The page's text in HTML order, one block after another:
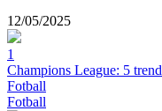
12/05/2025
1
Champions League: 5
Fotball
Fotball